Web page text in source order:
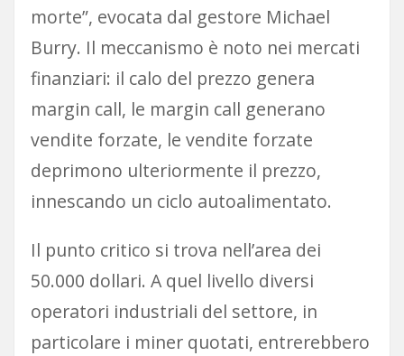
morte”, evocata dal gestore Michael
Burry. Il meccanismo è noto nei mercati
finanziari: il calo del prezzo genera
margin call, le margin call generano
vendite forzate, le vendite forzate
deprimono ulteriormente il prezzo,
innescando un ciclo autoalimentato.
Il punto critico si trova nell’area dei
50.000 dollari. A quel livello diversi
operatori industriali del settore, in
particolare i miner quotati, entrerebbero